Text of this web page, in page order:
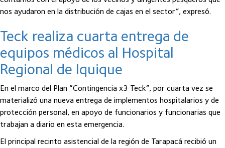
nos ayudaron en la distribución de cajas en el sector”, expresó.
Teck realiza cuarta entrega de
equipos médicos al Hospital
Regional de Iquique
En el marco del Plan “Contingencia x3 Teck”, por cuarta vez se
materializó una nueva entrega de implementos hospitalarios y de
protección personal, en apoyo de funcionarios y funcionarias que
trabajan a diario en esta emergencia.
El principal recinto asistencial de la región de Tarapacá recibió un